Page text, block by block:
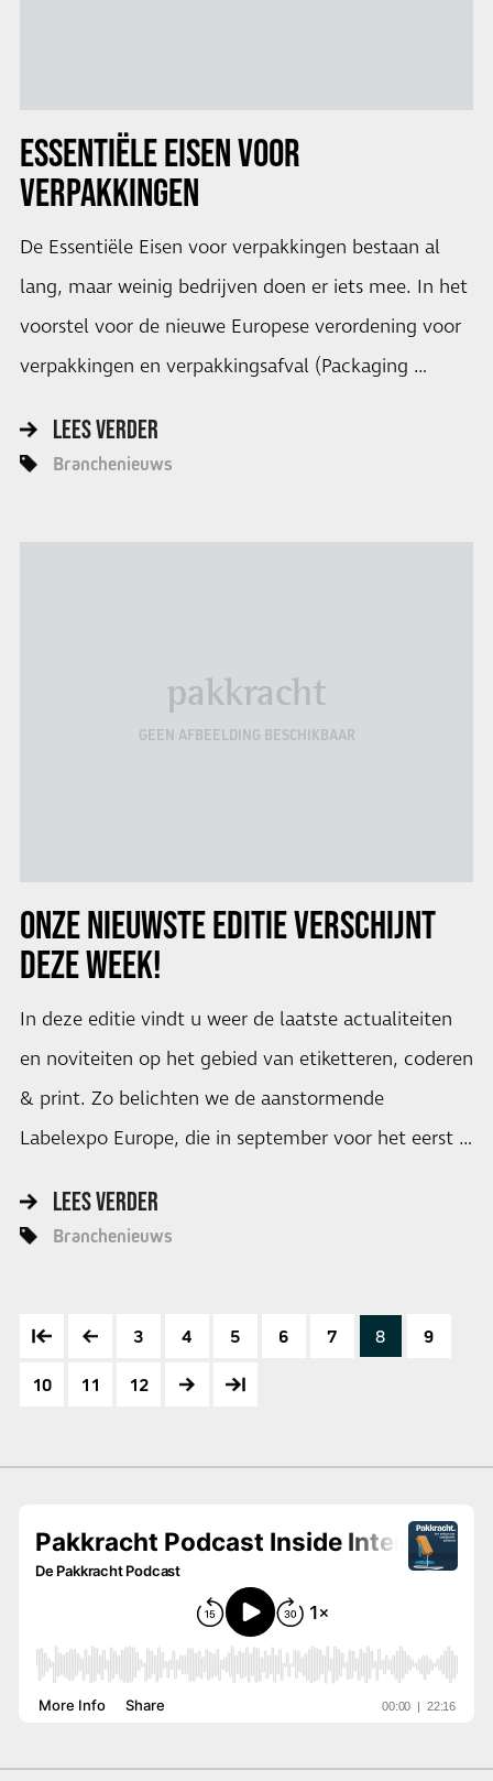
ESSENTIËLE EISEN VOOR
VERPAKKINGEN
De Essentiële Eisen voor verpakkingen bestaan al
lang, maar weinig bedrijven doen er iets mee. In het
voorstel voor de nieuwe Europese verordening voor
verpakkingen en verpakkingsafval (Packaging …
LEES VERDER
Branchenieuws
pakkracht
GEEN AFBEELDING BESCHIKBAAR
ONZE NIEUWSTE EDITIE VERSCHIJNT
DEZE WEEK!
In deze editie vindt u weer de laatste actualiteiten
en noviteiten op het gebied van etiketteren, coderen
& print. Zo belichten we de aanstormende
Labelexpo Europe, die in september voor het eerst …
LEES VERDER
Branchenieuws
3 4 5 6 7 8 9
10 11 12